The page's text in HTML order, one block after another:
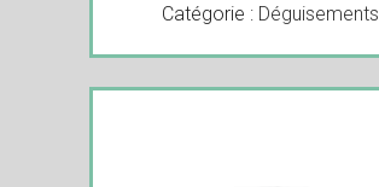
Catégorie : Déguisements